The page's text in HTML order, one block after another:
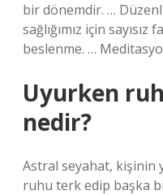
bir dönemdir. …
sağlığımız için sayısız
beslenme. …
Uyurken
nedir?
Astral seyahat, kişinin
ruhu terk edip başka